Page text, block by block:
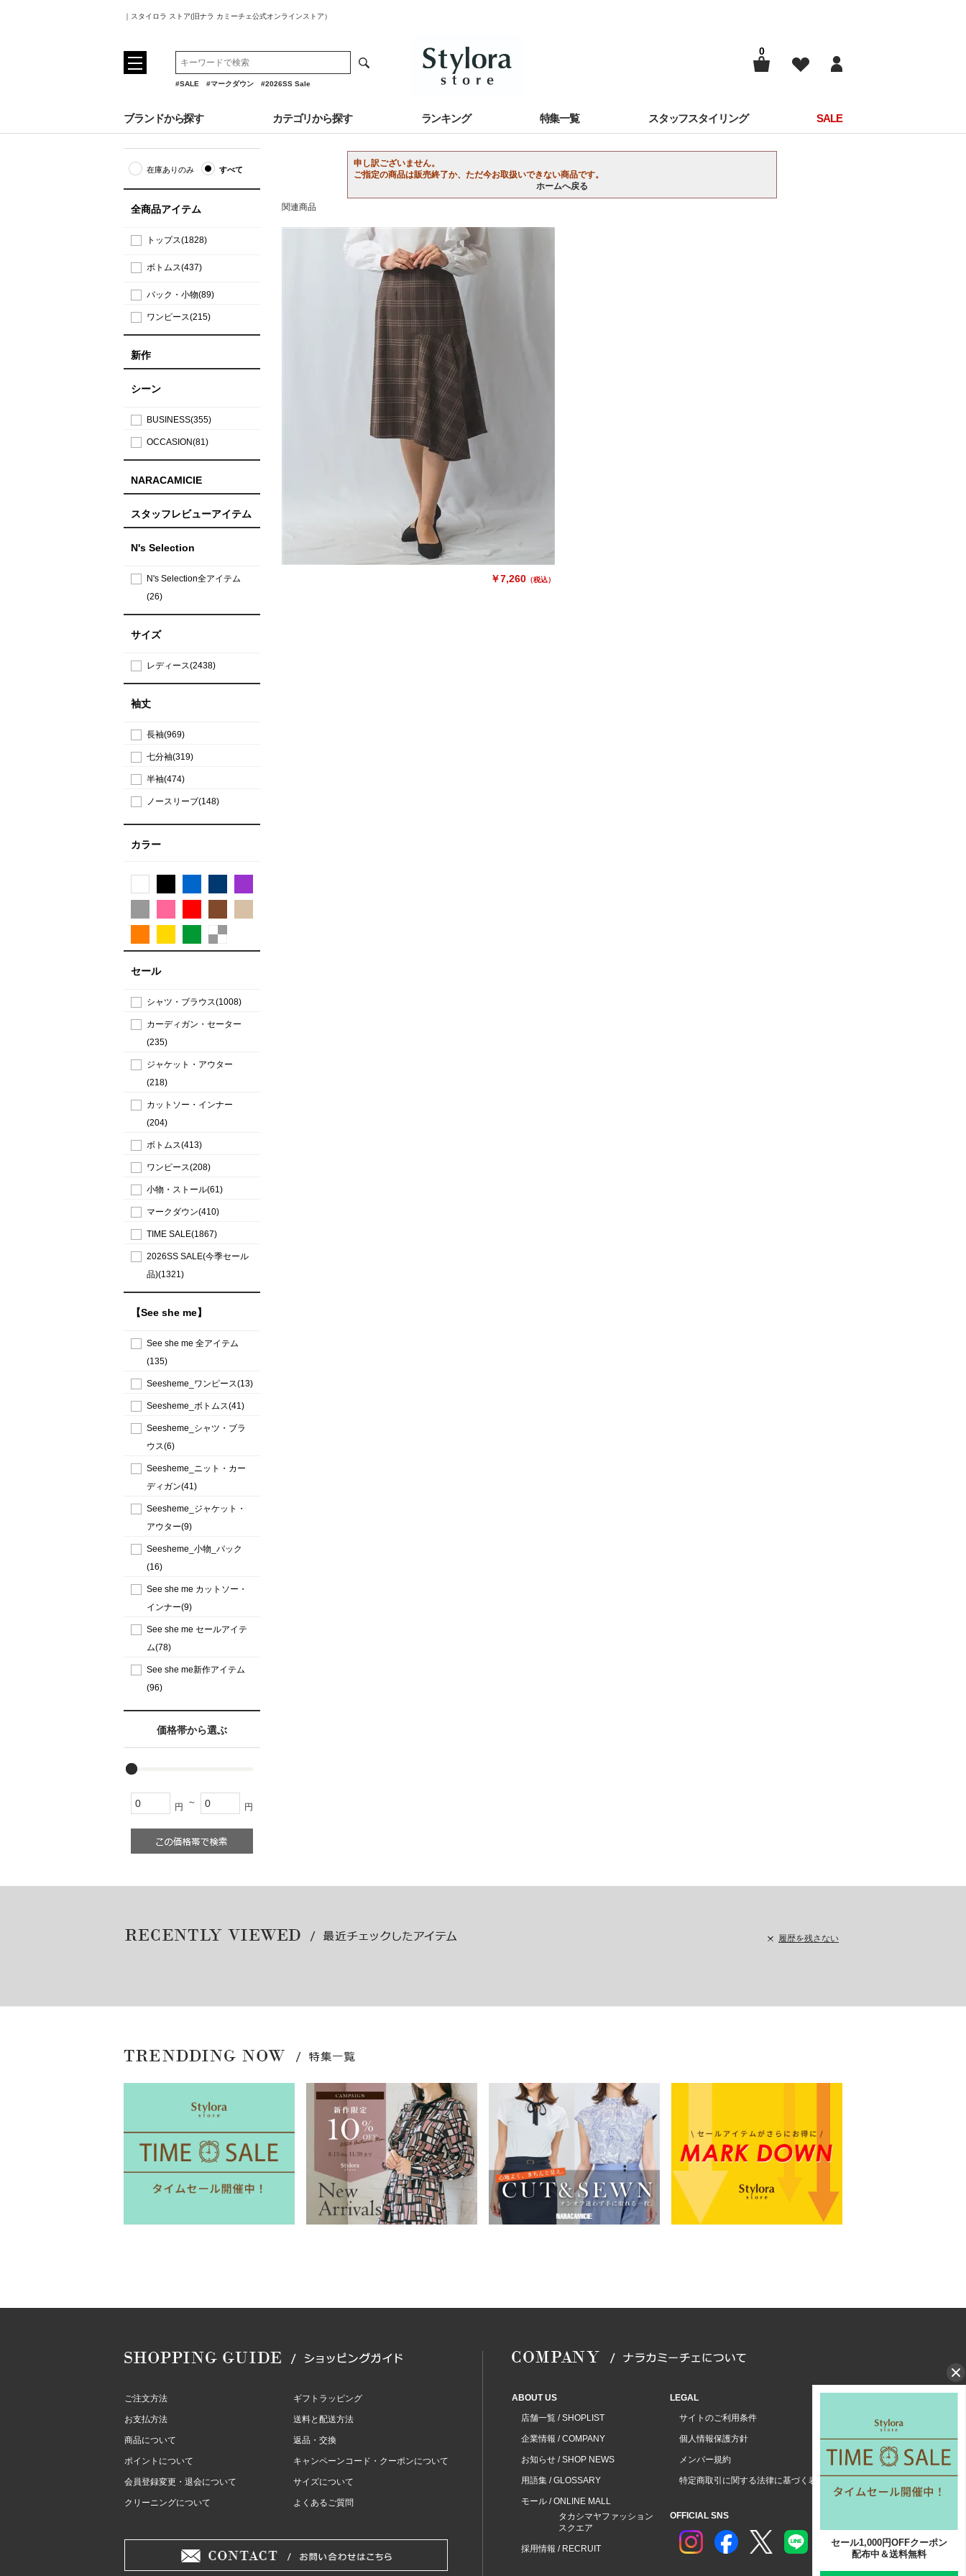
｜スタイロラ ストア(旧ナラ カミーチェ公式オンラインストア）
#SALE #マークダウン #2026SS Sale
0
ブランドから探す カテゴリから探す ランキング 特集一覧 スタッフスタイリング SALE
申し訳ございません。
ご指定の商品は販売終了か、ただ今お取扱いできない商品です。
ホームへ戻る
関連商品
￥7,260 （税込）
在庫ありのみ すべて
全商品アイテム
トップス(1828)
ボトムス(437)
バック・小物(89)
ワンピース(215)
新作
シーン
BUSINESS(355)
OCCASION(81)
NARACAMICIE
スタッフレビューアイテム
N's Selection
N's Selection全アイテム
(26)
サイズ
レディース(2438)
袖丈
長袖(969)
七分袖(319)
半袖(474)
ノースリーブ(148)
カラー
セール
シャツ・ブラウス(1008)
カーディガン・セーター
(235)
ジャケット・アウター
(218)
カットソー・インナー
(204)
ボトムス(413)
ワンピース(208)
小物・ストール(61)
マークダウン(410)
TIME SALE(1867)
2026SS SALE(今季セール
品)(1321)
【See she me】
See she me 全アイテム
(135)
Seesheme_ワンピース(13)
Seesheme_ボトムス(41)
Seesheme_シャツ・ブラ
ウス(6)
Seesheme_ニット・カー
ディガン(41)
Seesheme_ジャケット・
アウター(9)
Seesheme_小物_バック
(16)
See she me カットソー・
インナー(9)
See she me セールアイテ
ム(78)
See she me新作アイテム
(96)
価格帯から選ぶ
円 ～ 円
履歴を残さない
ご注文方法 ギフトラッピング
お支払方法 送料と配送方法
商品について 返品・交換
ポイントについて キャンペーンコード・クーポンについて
会員登録変更・退会について サイズについて
クリーニングについて よくあるご質問
ABOUT US
店舗一覧 / SHOPLIST
企業情報 / COMPANY
お知らせ / SHOP NEWS
用語集 / GLOSSARY
モール / ONLINE MALL
タカシマヤファッション
スクエア
採用情報 / RECRUIT
LEGAL
サイトのご利用条件
個人情報保護方針
メンバー規約
特定商取引に関する法律に基づく表示
OFFICIAL SNS
セール1,000円OFFクーポン
配布中＆送料無料